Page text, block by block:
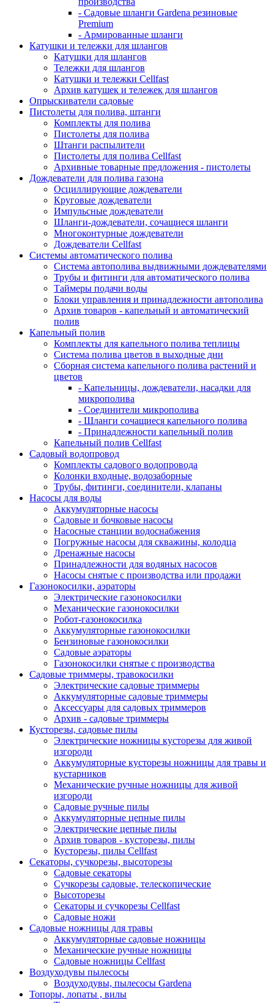
- Садовые шланги Gardena резиновые
Premium
- Армированные шланги
Катушки и тележки для шлангов
Катушки для шлангов
Тележки для шлангов
Катушки и тележки Cellfast
Архив катушек и тележек для шлангов
Опрыскиватели садовые
Пистолеты для полива, штанги
Комплекты для полива
Пистолеты для полива
Штанги распылители
Пистолеты для полива Cellfast
Архивные товарные предложения - пистолеты
Дождеватели для полива газона
Осциллирующие дождеватели
Круговые дождеватели
Импульсные дождеватели
Шланги-дождеватели, сочащиеся шланги
Многоконтурные дождеватели
Дождеватели Cellfast
Системы автоматического полива
Система автополива выдвижными дождевателями
Трубы и фитинги для автоматического полива
Таймеры подачи воды
Блоки управления и принадлежности автополива
Архив товаров - капельный и автоматический
полив
Капельный полив
Комплекты для капельного полива теплицы
Система полива цветов в выходные дни
Сборная система капельного полива растений и
цветов
- Капельницы, дождеватели, насадки для
микрополива
- Соединители микрополива
- Шланги сочащиеся капельного полива
- Принадлежности капельный полив
Капельный полив Cellfast
Садовый водопровод
Комплекты садового водопровода
Колонки входные, водозаборные
Трубы, фитинги, соединители, клапаны
Насосы для воды
Аккумуляторные насосы
Садовые и бочковые насосы
Насосные станции водоснабжения
Погружные насосы для скважины, колодца
Дренажные насосы
Принадлежности для водяных насосов
Насосы снятые с производства или продажи
Газонокосилки, аэраторы
Электрические газонокосилки
Механические газонокосилки
Робот-газонокосилка
Аккумуляторные газонокосилки
Бензиновые газонокосилки
Садовые аэраторы
Газонокосилки снятые с производства
Садовые триммеры, травокосилки
Электрические садовые триммеры
Аккумуляторные садовые триммеры
Аксессуары для садовых триммеров
Архив - садовые триммеры
Кусторезы, садовые пилы
Электрические ножницы кусторезы для живой
изгороди
Аккумуляторные кусторезы ножницы для травы и
кустарников
Механические ручные ножницы для живой
изгороди
Садовые ручные пилы
Аккумуляторные цепные пилы
Электрические цепные пилы
Архив товаров - кусторезы, пилы
Кусторезы, пилы Cellfast
Секаторы, сучкорезы, высоторезы
Садовые секаторы
Сучкорезы садовые, телескопические
Высоторезы
Секаторы и сучкорезы Cellfast
Садовые ножи
Садовые ножницы для травы
Аккумуляторные садовые ножницы
Механические ручные ножницы
Садовые ножницы Cellfast
Воздуходувы пылесосы
Воздуходувы, пылесосы Gardena
Топоры, лопаты , вилы